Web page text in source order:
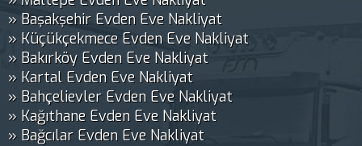
» Başakşehir Evden Eve Nakliyat
» Küçükçekmece Evden Eve Nakliyat
» Bakırköy Evden Eve Nakliyat
» Kartal Evden Eve Nakliyat
» Bahçelievler Evden Eve Nakliyat
» Kağıthane Evden Eve Nakliyat
» Bağcılar Evden Eve Nakliyat